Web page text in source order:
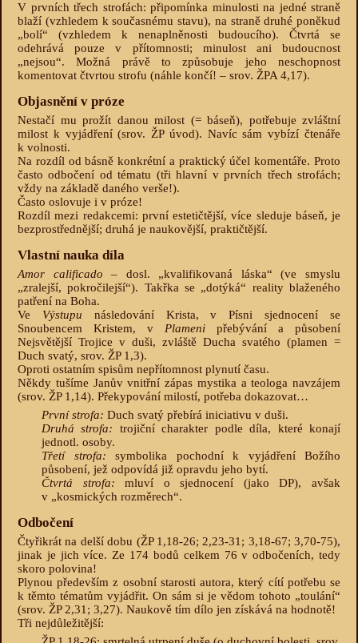
V prvních třech strofách: připomínka minulosti na jedné straně
blaží (vzhledem k současnému stavu), na straně druhé poněkud
„bolí“ (vzhledem k nenaplněnosti budoucího). Čtvrtá se
odehrává pouze v přítomnosti; minulost ani budoucnost
„nejsou“. Možná právě to způsobuje jeho neschopnost
komentovat čtvrtou strofu (náhle končí! – srov. ŽPA 4,17).
Objasnění v próze
Nestačí mu prožít danou milost (= báseň), potřebuje zvláštní
milost k vyjádření (srov. ŽP úvod). Navíc sám vybízí čtenáře
k volnosti.
Na rozdíl od básně konkrétní a praktický účel komentáře. Proto
často odbočení od tématu (tři hlavní v prvních třech strofách;
vždy na základě daného verše!).
Často oslovuje i v próze!
Rozdíl mezi redakcemi: první estetičtější, více sleduje báseň, je
bezprostřednější; druhá je naukovější, praktičtější.
Vlastní nauka díla
Amor calificado – dosl. „kvalifikovaná láska“ (ve smyslu
„zralejší, pokročilejší“). Takřka se „dotýká“ reality blaženého
patření na Boha.
Ve Výstupu následování Krista, v Písni sjednocení se
Snoubencem Kristem, v Plameni přebývání a působení
Nejsvětější Trojice v duši, zvláště Ducha svatého (plamen =
Duch svatý, srov. ŽP 1,3).
Oproti ostatním spisům nepřítomnost plynutí času.
Někdy tušíme Janův vnitřní zápas mystika a teologa navzájem
(srov. ŽP 1,14). Překypování milostí, potřeba dokazovat…
První strofa: Duch svatý přebírá iniciativu v duši.
Druhá strofa: trojiční charakter podle díla, které konají
jednotl. osoby.
Třetí strofa: symbolika pochodní k vyjádření Božího
působení, jež odpovídá již opravdu jeho bytí.
Čtvrtá strofa: mluví o sjednocení (jako DP), avšak
v „kosmických rozměrech“.
Odbočení
Čtyřikrát na delší dobu (ŽP 1,18-26; 2,23-31; 3,18-67; 3,70-75),
jinak je jich více. Ze 174 bodů celkem 76 v odbočeních, tedy
skoro polovina!
Plynou především z osobní starosti autora, který cítí potřebu se
k těmto tématům vyjádřit. On sám si je vědom tohoto „toulání“
(srov. ŽP 2,31; 3,27). Naukově tím dílo jen získává na hodnotě!
Tři nejdůležitější: